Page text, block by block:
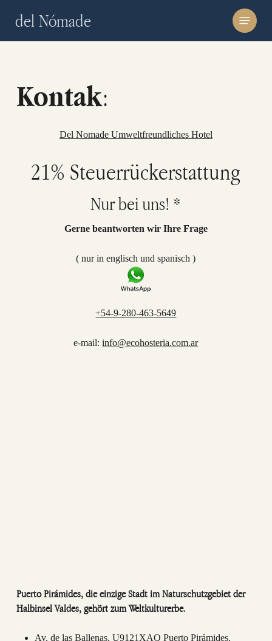
del Nómade Menu
Kontak:
Del Nomade Umweltfreundliches Hotel
21% Steuerrückerstattung
Nur bei uns! *
Gerne beantworten wir Ihre Frage
( nur in englisch und spanisch )
+54-9-280-463-5649
e-mail:info@ecohosteria.com.ar
Puerto Pirámides, die einzige Stadt im Naturschutzgebiet der
Halbinsel Valdes, gehört zum Weltkulturerbe.
Av. de las Ballenas, U9121XAQ Puerto Pirámides,